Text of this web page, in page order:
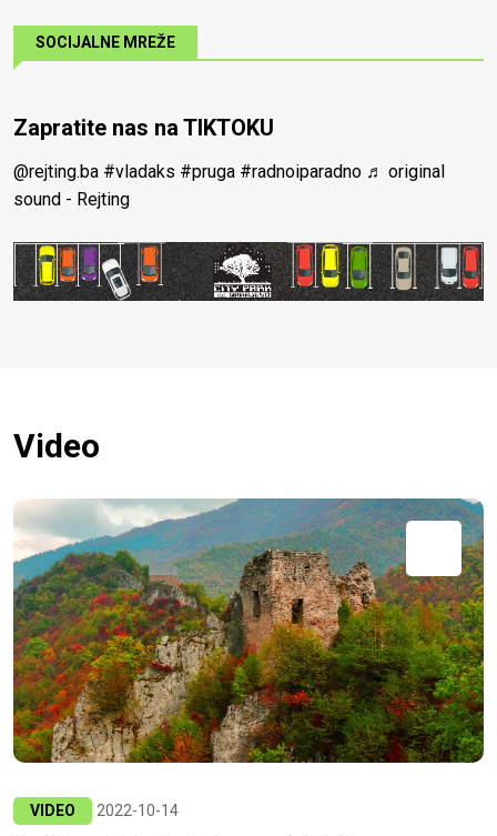
SOCIJALNE MREŽE
Zapratite nas na TIKTOKU
@rejting.ba #vladaks #pruga #radnoiparadno ♬ original
sound - Rejting
Video
VIDEO 2022-10-14